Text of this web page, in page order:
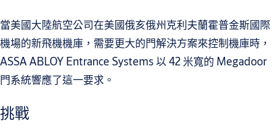
當美國大陸航空公司在美國俄亥俄州克利夫蘭霍普金斯國際
機場的新飛機機庫，需要更大的門解決方案來控制機庫時，
ASSA ABLOY Entrance Systems 以 42 米寬的 Megadoor
門系統響應了這一要求。
挑戰